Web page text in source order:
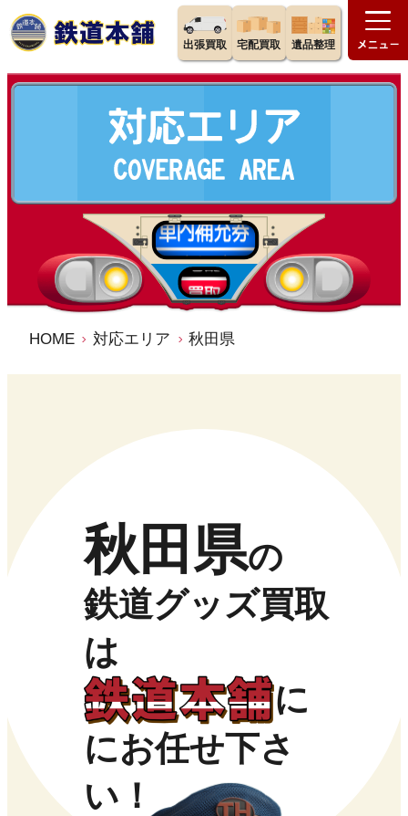
出張買取 宅配買取 遺品整理
HOME 対応エリア 秋田県
秋田県の
鉄道グッズ買取
は
に
にお任せ下さ
い！